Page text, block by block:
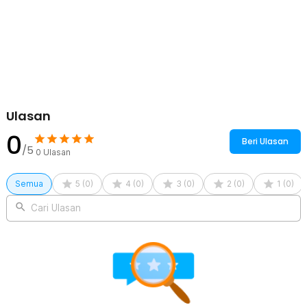
Ulasan
0/5 0 Ulasan
Beri Ulasan
Semua 5 (0) 4 (0) 3 (0) 2 (0) 1 (0)
Cari Ulasan